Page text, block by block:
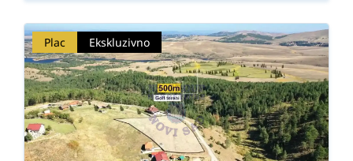
Plac Ekskluzivno